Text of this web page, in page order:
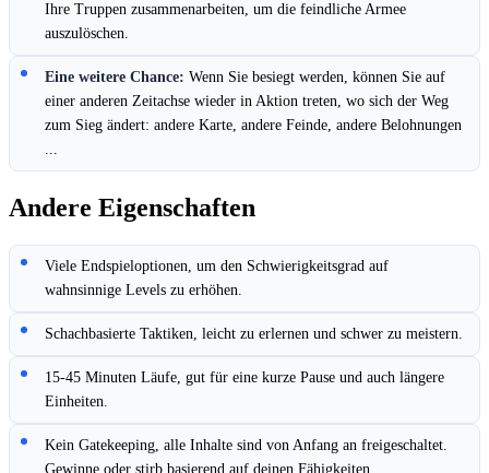
Ihre Truppen zusammenarbeiten, um die feindliche Armee
auszulöschen.
Eine weitere Chance: Wenn Sie besiegt werden, können Sie auf
einer anderen Zeitachse wieder in Aktion treten, wo sich der Weg
zum Sieg ändert: andere Karte, andere Feinde, andere Belohnungen
...
Andere Eigenschaften
Viele Endspieloptionen, um den Schwierigkeitsgrad auf
wahnsinnige Levels zu erhöhen.
Schachbasierte Taktiken, leicht zu erlernen und schwer zu meistern.
15-45 Minuten Läufe, gut für eine kurze Pause und auch längere
Einheiten.
Kein Gatekeeping, alle Inhalte sind von Anfang an freigeschaltet.
Gewinne oder stirb basierend auf deinen Fähigkeiten.